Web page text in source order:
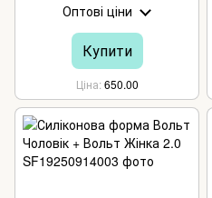
Оптові ціни
Купити
Ціна 650.00